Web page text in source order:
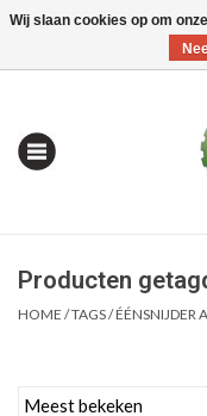
0 Artikelen -
Producten
HOME /TAGS/ÉÉNSNIJDER
Wij slaan cookies op om